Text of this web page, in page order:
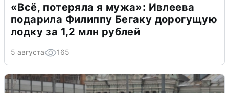
«Всё, потеряла я мужа»: Ивлеева
подарила Филиппу Бегаку дорогущую
лодку за 1,2 млн рублей
5 августа 165